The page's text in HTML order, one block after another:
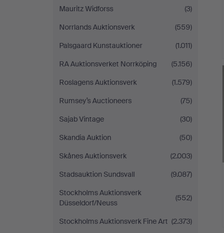
Mauritz Widforss
(3)
Norrlands Auktionsverk
(559)
Palsgaard Kunstauktioner
(1.011)
RA Auktionsverket Norrköping
(5.156)
Roslagens Auktionsverk
(1.579)
Rumsey’s Auctioneers
(75)
Sajab Vintage
(30)
Skandia Auktion
(50)
Skånes Auktionsverk
(2.003)
Stadsauktion Sundsvall
(9.087)
Stockholms Auktionsverk
Düsseldorf/Neuss
(552)
Stockholms Auktionsverk Fine Art (2.373)